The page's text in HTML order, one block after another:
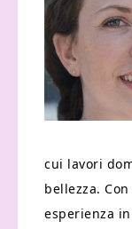
cui lavori
bellezza.
esperienza